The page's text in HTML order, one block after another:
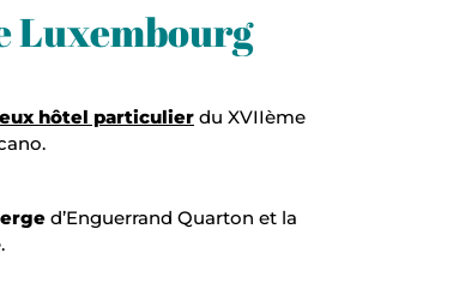
Luxembourg
hôtel particulierdu XVIIème
d’Enguerrand Quarton et la